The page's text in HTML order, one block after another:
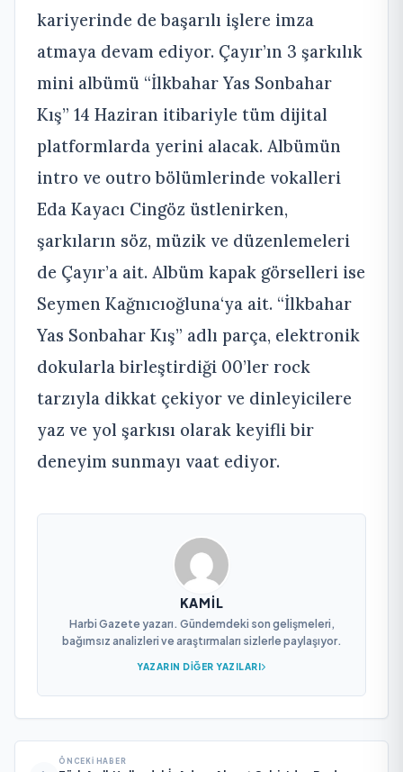
kariyerinde de başarılı işlere imza
atmaya devam ediyor. Çayır’ın 3 şarkılık
mini albümü “İlkbahar Yas Sonbahar
Kış” 14 Haziran itibariyle tüm dijital
platformlarda yerini alacak. Albümün
intro ve outro bölümlerinde vokalleri
Eda Kayacı Cingöz üstlenirken,
şarkıların söz, müzik ve düzenlemeleri
de Çayır’a ait. Albüm kapak görselleri ise
Seymen Kağnıcıoğluna‘ya ait. “İlkbahar
Yas Sonbahar Kış” adlı parça, elektronik
dokularla birleştirdiği 00’ler rock
tarzıyla dikkat çekiyor ve dinleyicilere
yaz ve yol şarkısı olarak keyifli bir
deneyim sunmayı vaat ediyor.
KAMIL
Harbi Gazete yazarı. Gündemdeki son gelişmeleri,
bağımsız analizleri ve araştırmaları sizlerle paylaşıyor.
YAZARIN DIĞER YAZILARI
ÖNCEKI HABER